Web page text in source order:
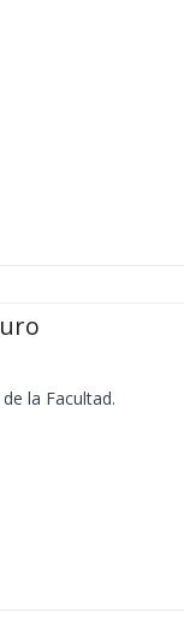
la Facultad.